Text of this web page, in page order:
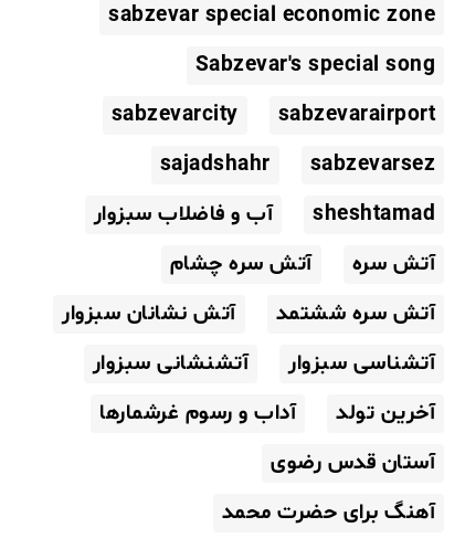
sabzevar special economic zone
Sabzevar's special song
sabzevarairport
sabzevarcity
sabzevarsez
sajadshahr
sheshtamad
آب و فاضلاب سبزوار
آتش سره
آتش سره چشام
آتش سره ششتمد
آتش نشانان سبزوار
آتشناسی سبزوار
آتشنشانی سبزوار
آخرین تولد
آداب و رسوم غرشمارها
آستان قدس رضوی
آهنگ برای حضرت محمد